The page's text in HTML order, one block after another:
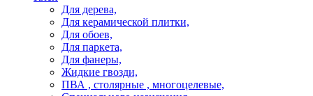
Для дерева,
Для керамической плитки,
Для обоев,
Для паркета,
Для фанеры,
Жидкие гвозди,
ПВА , столярные , многоцелевые,